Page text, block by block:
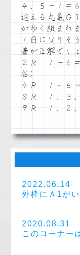
４、５ー１＝
迎える丸亀Ｇ
が多く組まれ
１日になりそ
着が正解でし
２Ｒ １ー６
谷）
４Ｒ １ー６
８Ｒ １、３
９Ｒ １、２
2022.06.14
外枠にＡ1が
2020.08.31
このコーナー